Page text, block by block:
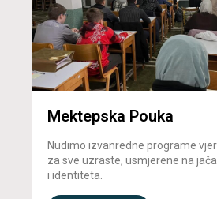
Mektepska Pouka
Nudimo izvanredne programe
za sve uzraste, usmjerene na
i identiteta.